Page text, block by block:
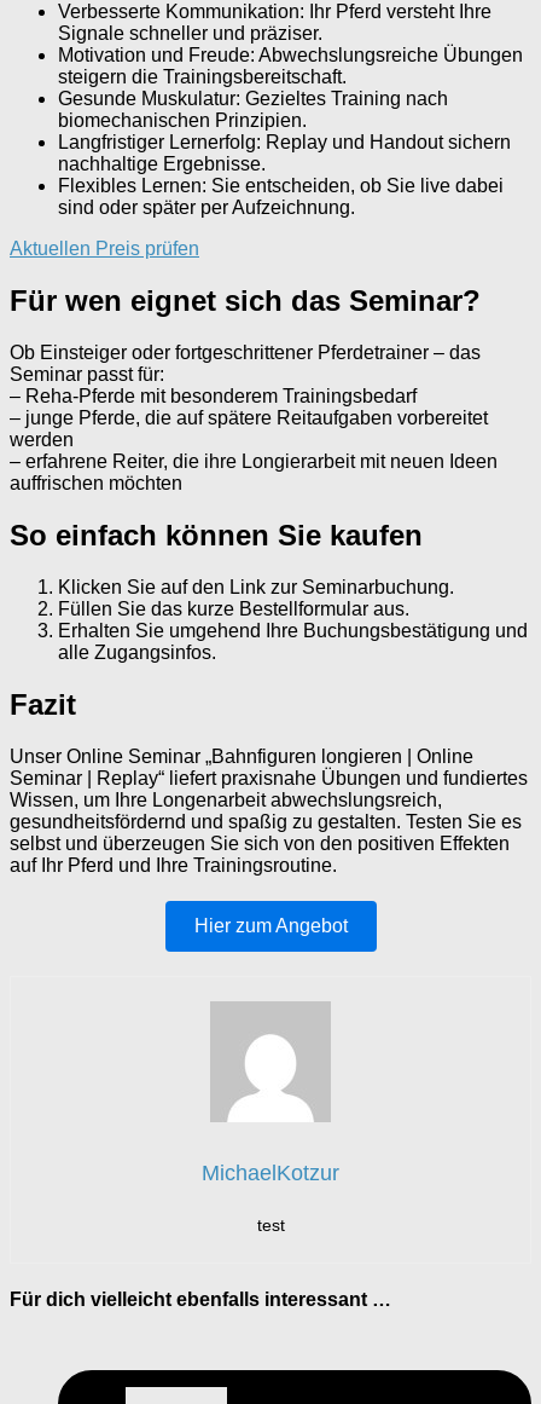
Verbesserte Kommunikation: Ihr Pferd versteht Ihre
Signale schneller und präziser.
Motivation und Freude: Abwechslungsreiche Übungen
steigern die Trainingsbereitschaft.
Gesunde Muskulatur: Gezieltes Training nach
biomechanischen Prinzipien.
Langfristiger Lernerfolg: Replay und Handout sichern
nachhaltige Ergebnisse.
Flexibles Lernen: Sie entscheiden, ob Sie live dabei
sind oder später per Aufzeichnung.
Aktuellen Preis prüfen
Für wen eignet sich das Seminar?
Ob Einsteiger oder fortgeschrittener Pferdetrainer – das
Seminar passt für:
– Reha-Pferde mit besonderem Trainingsbedarf
– junge Pferde, die auf spätere Reitaufgaben vorbereitet
werden
– erfahrene Reiter, die ihre Longierarbeit mit neuen Ideen
auffrischen möchten
So einfach können Sie kaufen
Klicken Sie auf den Link zur Seminarbuchung.
Füllen Sie das kurze Bestellformular aus.
Erhalten Sie umgehend Ihre Buchungsbestätigung und
alle Zugangsinfos.
Fazit
Unser Online Seminar „Bahnfiguren longieren | Online
Seminar | Replay“ liefert praxisnahe Übungen und fundiertes
Wissen, um Ihre Longenarbeit abwechslungsreich,
gesundheitsfördernd und spaßig zu gestalten. Testen Sie es
selbst und überzeugen Sie sich von den positiven Effekten
auf Ihr Pferd und Ihre Trainingsroutine.
Hier zum Angebot
MichaelKotzur
test
Für dich vielleicht ebenfalls interessant …